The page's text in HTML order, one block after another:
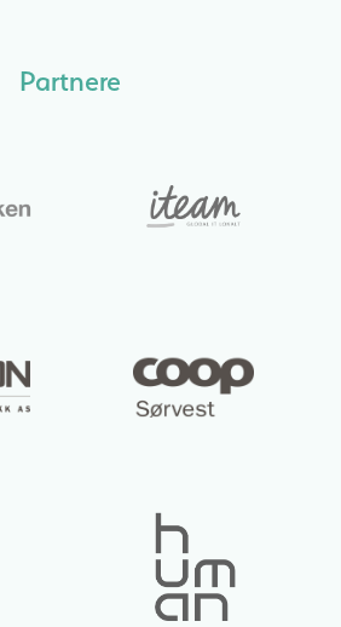
Partnere